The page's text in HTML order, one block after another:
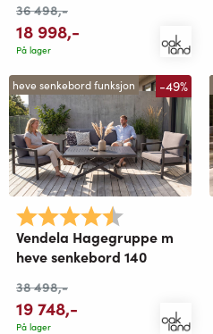
36 498,-
18 998,-
På lager
heve senkebord funksjon -49%
Karakter: 4.9 av 5
Vendela Hagegruppe m
heve senkebord 140
38 498,-
19 748,-
På lager